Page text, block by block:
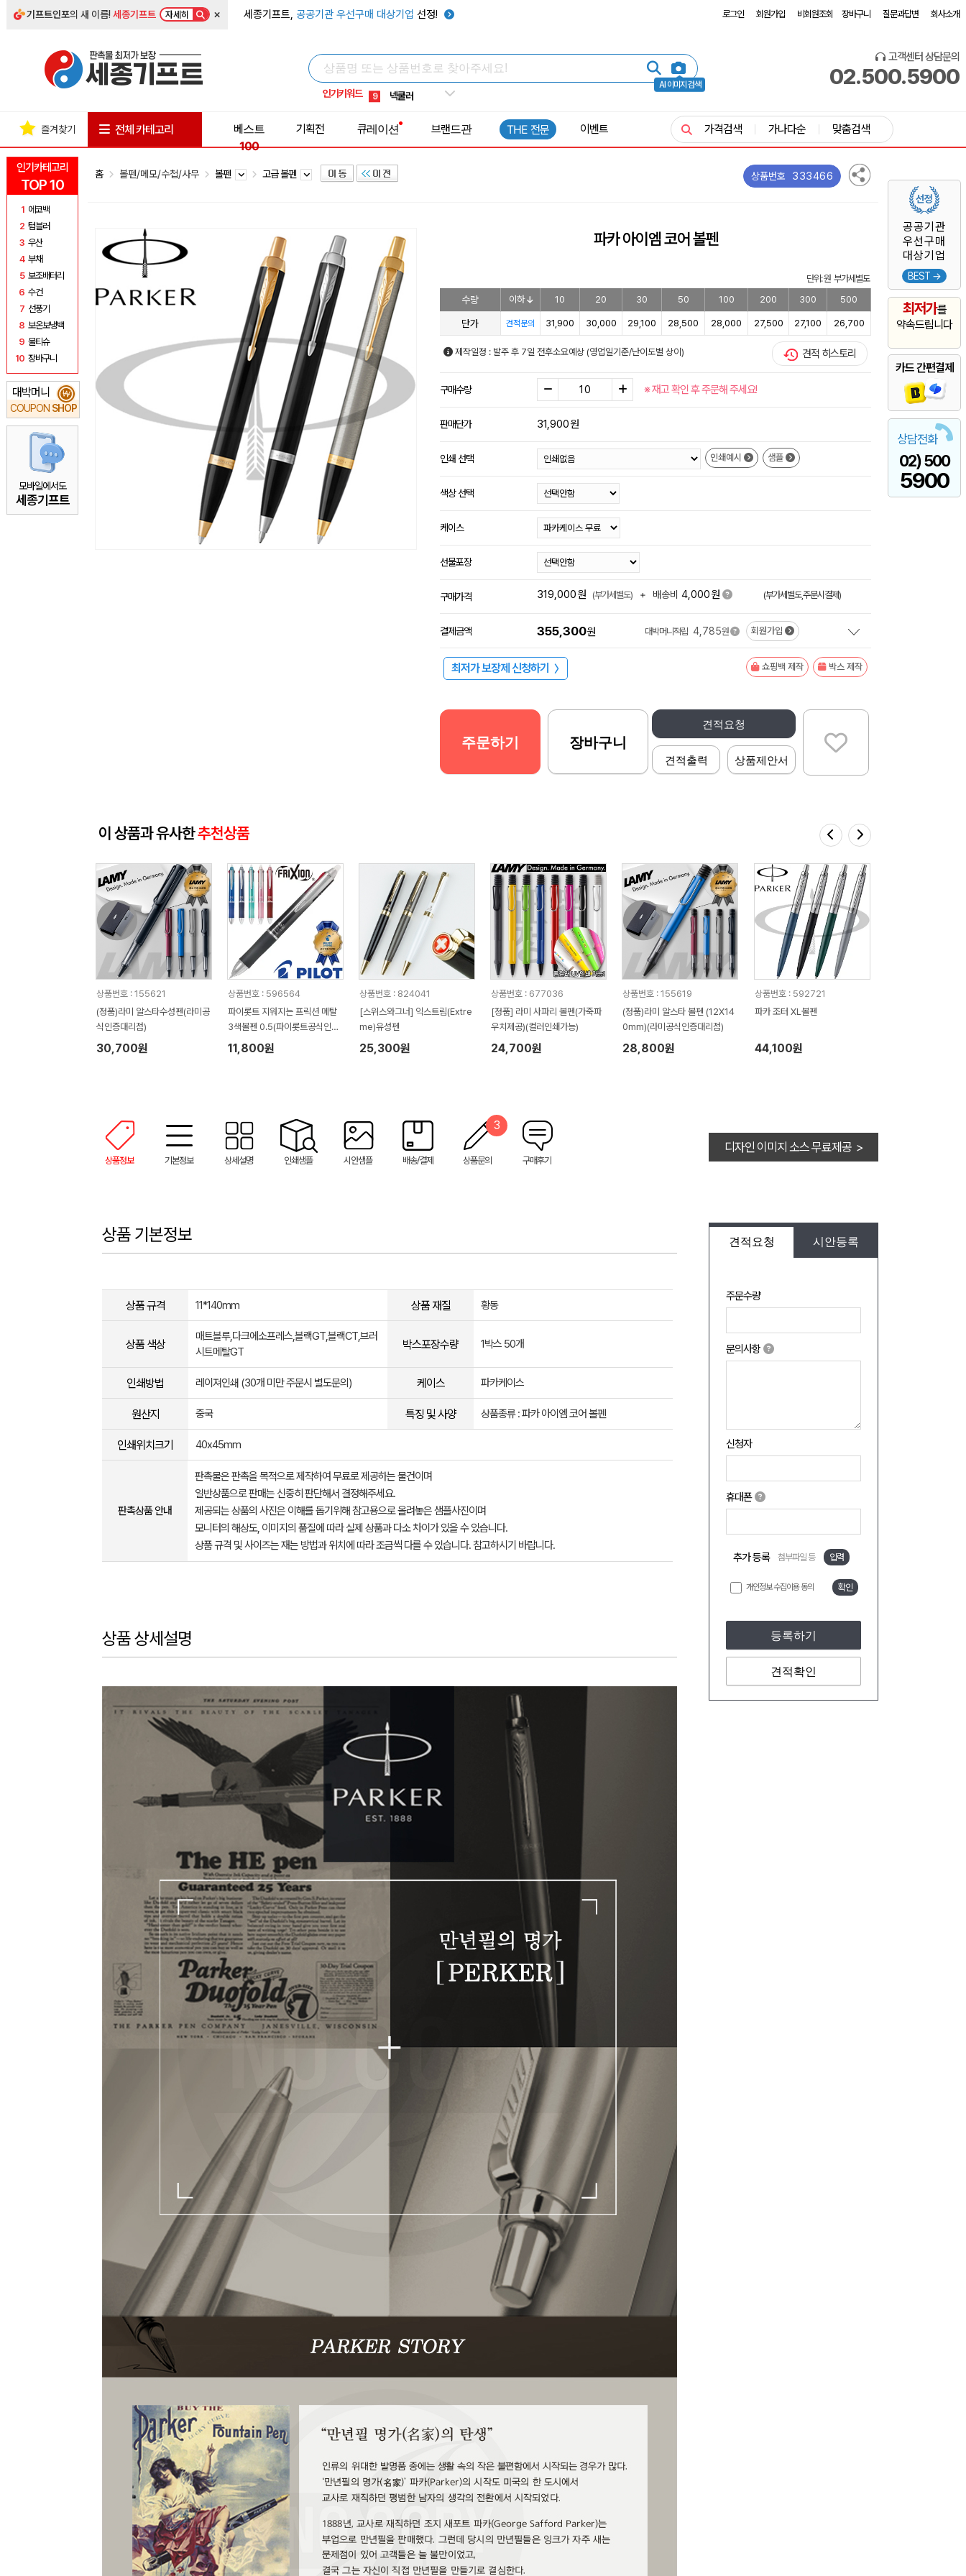
기프트인포의 새 이름!세종기프트 자세히 × 세종기프트, 공공기관 우선구매 대상기업 선정! 로그인 회원가입 비회원조회 장바구니 질문과답변 회사소개
AI 이미지 검색
인기키워드
5 키캡
8 쿨토시
9 넥쿨러
1 선풍기
고객센터 상담문의
02.500.5900
인기카테고리
TOP 10
1 에코백
2 텀블러
3 우산
4 부채
5 보조배터리
6 수건
7 선풍기
8 보온보냉백
9 물티슈
10 장바구니
대박머니
COUPON SHOP
₩
모바일에서도
세종기프트
공공기관
우선구매
대상기업
BEST →
최저가를
약속드립니다
카드 간편결제
상담전화
02) 500
5900
즐겨찾기 전체 카테고리
베스트
100
기획전 큐레이션 브랜드관 THE 전문 이벤트 가격검색 가나다순 맞춤검색
홈 볼펜/메모/수첩/사무 볼펜 고급 볼펜 상품번호 333466
파카 아이엠 코어 볼펜
단위: 원 부가세별도
수량 이하 10 20 30 50 100 200 300 500
단가 견적문의 31,900 30,000 29,100 28,500 28,000 27,500 27,100 26,700
제작일정 : 발주 후 7일 전후소요예상 (영업일기준/난이도별 상이) 견적 히스토리
구매수량 ※ 재고 확인 후 주문해 주세요!
판매단가 31,900원
인쇄 선택 인쇄예시 샘플
색상 선택
케이스
선물포장
구매가격 319,000원 (부가세별도) + 배송비 4,000원 (부가세별도,주문시결제)
결제금액 355,300원 대박머니적립 4,785원 회원가입
최저가 보장제 신청하기 〉 쇼핑백 제작 박스 제작
견적요청
견적출력 상품제안서
주문하기 장바구니
이 상품과 유사한추천상품
상품번호 : 155621
(정품)라미 알스타수성펜(라미공
식인증대리점)
30,700원
상품번호 : 596564
파이롯트 지워지는 프릭션 메탈
3색볼펜 0.5(파이롯트공식인증
대리점)
11,800원
상품번호 : 824041
[스위스와그너] 익스트림(Extre
me)유성펜
25,300원
상품번호 : 677036
[정품] 라미 사파리 볼펜(가죽파
우치제공)(컬러인쇄가능)
24,700원
상품번호 : 155619
(정품)라미 알스타 볼펜 (12X14
0mm)(라미공식인증대리점)
28,800원
상품번호 : 592721
파카 조터 XL볼펜
44,100원
상품정보 기본정보 상세설명 인쇄샘플 시안샘플 배송/결제 상품문의
3
구매후기
디자인 이미지 소스 무료제공 >
견적요청 시안등록
주문수량
문의사항
신청자
휴대폰
추가 등록 첨부파일 등 입력
개인정보 수집이용 동의 확인
등록하기
견적확인
상품 기본정보
상품 규격 11*140mm 상품 재질 황동
상품 색상
매트블루,다크에소프레스,블랙GT,블랙CT,브러
시트메탈GT
박스포장수량 1박스 50개
인쇄방법 레이져인쇄 (30개 미만 주문시 별도문의) 케이스 파카케이스
원산지 중국 특징 및 사양 상품종류 : 파카 아이엠 코어 볼펜
인쇄위치크기 40x45mm
판촉상품 안내
판촉물은 판촉을 목적으로 제작하여 무료로 제공하는 물건이며
일반상품으로 판매는 신중히 판단해서 결정해주세요.
제공되는 상품의 사진은 이해를 돕기위해 참고용으로 올려놓은 샘플사진이며
모니터의 해상도, 이미지의 품질에 따라 실제 상품과 다소 차이가 있을 수 있습니다.
상품 규격 및 사이즈는 재는 방법과 위치에 따라 조금씩 다를 수 있습니다. 참고하시기 바랍니다.
상품 상세설명